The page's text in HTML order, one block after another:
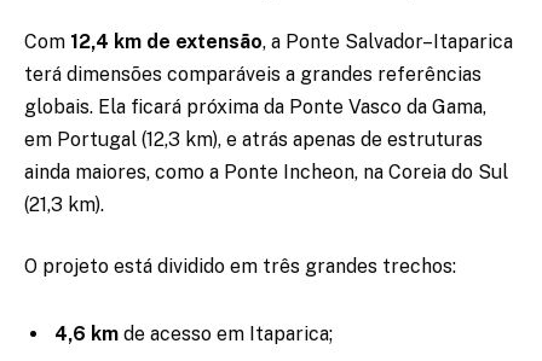
Com 12,4 km de extensão, a Ponte Salvador–Itaparica
terá dimensões comparáveis a grandes referências
globais. Ela ficará próxima da Ponte Vasco da Gama,
em Portugal (12,3 km), e atrás apenas de estruturas
ainda maiores, como a Ponte Incheon, na Coreia do Sul
(21,3 km).
O projeto está dividido em três grandes trechos:
4,6 km de acesso em Itaparica;